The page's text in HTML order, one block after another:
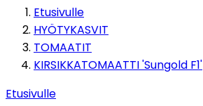
Etusivulle
HYÖTYKASVIT
TOMAATIT
KIRSIKKATOMAATTI 'Sungold F1'
Etusivulle